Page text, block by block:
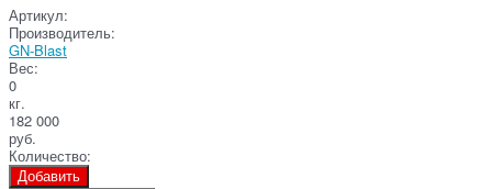
Артикул:
Производитель:
GN-Blast
Вес:
0
кг.
182 000
руб.
Количество:
Добавить